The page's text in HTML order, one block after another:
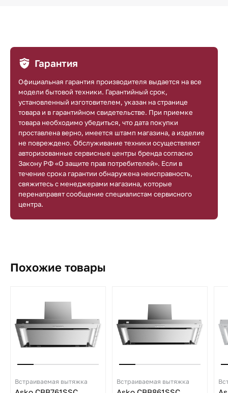
Гарантия
Официальная гарантия производителя выдается на все
модели бытовой техники. Гарантийный срок,
установленный изготовителем, указан на странице
товара и в гарантийном свидетельстве. При приемке
товара необходимо убедиться, что дата покупки
проставлена верно, имеется штамп магазина, а изделие
не повреждено. Обслуживание техники осуществляют
авторизованные сервисные центры бренда согласно
Закону РФ «О защите прав потребителей». Если в
течение срока гарантии обнаружена неисправность,
свяжитесь с менеджерами магазина, которые
перенаправят сообщение специалистам сервисного
центра.
Похожие товары
Встраиваемая вытяжка Встраиваемая вытяжка